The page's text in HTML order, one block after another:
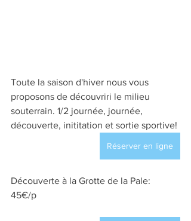
Toute la saison d'hiver nous vous
proposons de découvriri le milieu
souterrain. 1/2 journée, journée,
découverte, inititation et sortie sportive!
Réserver en ligne
Découverte à la Grotte de la Pale:
45€/p